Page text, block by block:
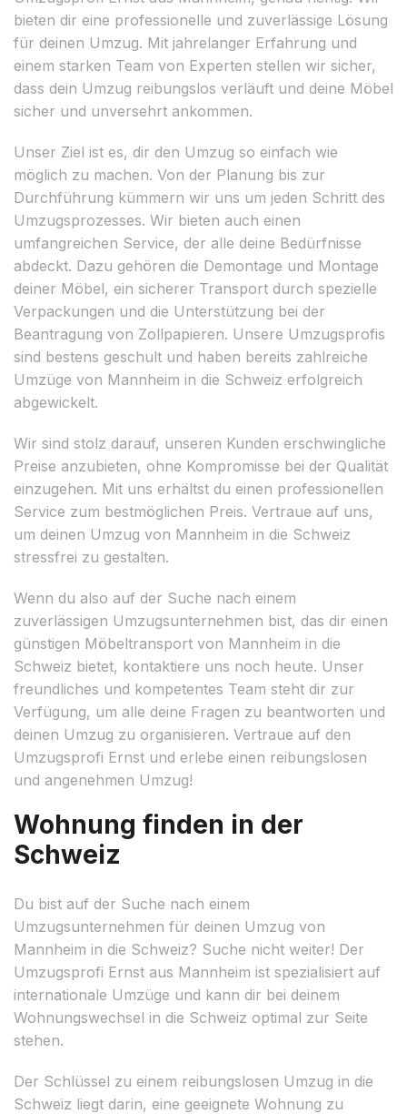
bieten dir eine professionelle und zuverlässige Lösung
für deinen Umzug. Mit jahrelanger Erfahrung und
einem starken Team von Experten stellen wir sicher,
dass dein Umzug reibungslos verläuft und deine Möbel
sicher und unversehrt ankommen.
Unser Ziel ist es, dir den Umzug so einfach wie
möglich zu machen. Von der Planung bis zur
Durchführung kümmern wir uns um jeden Schritt des
Umzugsprozesses. Wir bieten auch einen
umfangreichen Service, der alle deine Bedürfnisse
abdeckt. Dazu gehören die Demontage und Montage
deiner Möbel, ein sicherer Transport durch spezielle
Verpackungen und die Unterstützung bei der
Beantragung von Zollpapieren. Unsere Umzugsprofis
sind bestens geschult und haben bereits zahlreiche
Umzüge von Mannheim in die Schweiz erfolgreich
abgewickelt.
Wir sind stolz darauf, unseren Kunden erschwingliche
Preise anzubieten, ohne Kompromisse bei der Qualität
einzugehen. Mit uns erhältst du einen professionellen
Service zum bestmöglichen Preis. Vertraue auf uns,
um deinen Umzug von Mannheim in die Schweiz
stressfrei zu gestalten.
Wenn du also auf der Suche nach einem
zuverlässigen Umzugsunternehmen bist, das dir einen
günstigen Möbeltransport von Mannheim in die
Schweiz bietet, kontaktiere uns noch heute. Unser
freundliches und kompetentes Team steht dir zur
Verfügung, um alle deine Fragen zu beantworten und
deinen Umzug zu organisieren. Vertraue auf den
Umzugsprofi Ernst und erlebe einen reibungslosen
und angenehmen Umzug!
Wohnung finden in der
Schweiz
Du bist auf der Suche nach einem
Umzugsunternehmen für deinen Umzug von
Mannheim in die Schweiz? Suche nicht weiter! Der
Umzugsprofi Ernst aus Mannheim ist spezialisiert auf
internationale Umzüge und kann dir bei deinem
Wohnungswechsel in die Schweiz optimal zur Seite
stehen.
Der Schlüssel zu einem reibungslosen Umzug in die
Schweiz liegt darin, eine geeignete Wohnung zu